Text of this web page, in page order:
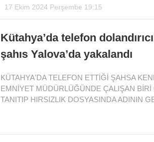
17 Ekim 2024 Perşembe 19:15
Kütahya’da telefon
şahıs Yalova’da yakalandı
KÜTAHYA'DA TELEFON ETTİĞİ ŞAHSA
EMNİYET MÜDÜRLÜĞÜNDE ÇALIŞAN BİRİ
TANITIP HIRSIZLIK DOSYASINDA ADININ